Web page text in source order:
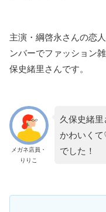
主演・綱啓永さんの恋
ンバーでファッション
保史緒里さんです。
メガネ店員・
りりこ
久保史緒
かわいく
でした！